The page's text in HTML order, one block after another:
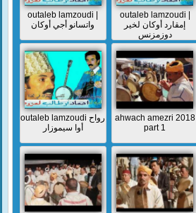
outaleb lamzoudi |
واتسانو أجي أوكان
outaleb lamzoudi |
إمقارد أوكان لخير
دوزمزنس
outaleb lamzoudi رواح
أوا سيموزار
ahwach amezri 2018
part 1